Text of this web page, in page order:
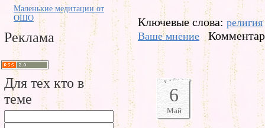
Маленькие медитации от
ОШО
Реклама
Для тех кто в
теме
Ключевые слова: религия
Ваше мнение
6
Май